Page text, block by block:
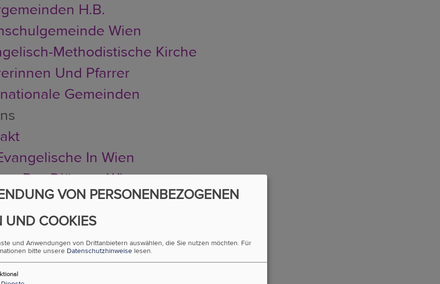
H.B.
Wien
Methodistische Kirche
Und Pfarrer
Gemeinden
In Wien
Der Diözese Wien
Aller Arbeitsbereiche
Aufgabe Und Demokratie
1517 Bis 2018
VON PERSONENBEZOGENEN
UND COOKIES
und Anwendungen von Drittanbietern auswählen, die Sie nutzen möchten. Für
bitte unsere Datenschutzhinweise lesen.